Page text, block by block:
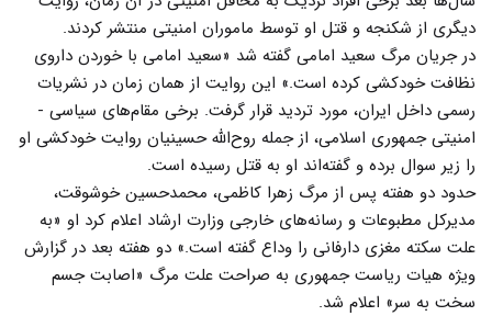
دیگری از شکنجه و قتل او توسط ماموران امنیتی منتشر کردند.
در جریان مرگ سعید امامی گفته شد «سعید امامی با خوردن داروی
نظافت خودکشی کرده است.» این روایت از همان زمان در نشریات
رسمی داخل ایران، مورد تردید قرار گرفت. برخی مقام‌های سیاسی -
امنیتی جمهوری اسلامی، از جمله روح‌الله حسینیان روایت خودکشی او
را زیر سوال برده‌ و گفته‌اند او به قتل رسیده است.
حدود دو هفته پس از مرگ زهرا کاظمی، محمدحسین خوشوقت،
مدیرکل مطبوعات و رسانه‌های خارجی وزارت ارشاد اعلام کرد او «به
علت سکته مغزی دارفانی را وداع گفته است.» دو هفته بعد در گزارش
ویژه هیات ریاست جمهوری به صراحت علت مرگ «اصابت جسم
سخت به سر» اعلام شد.